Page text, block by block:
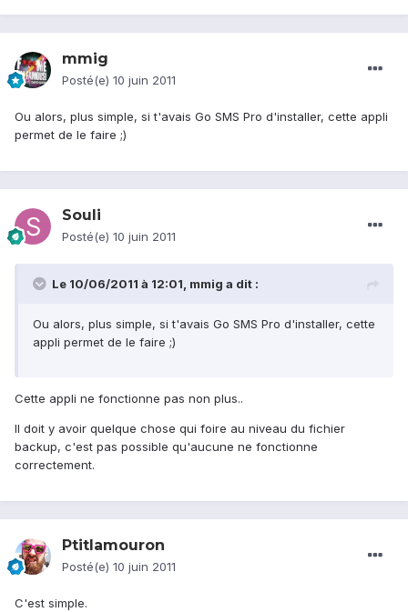
mmig
Posté(e) 10 juin 2011
Ou alors, plus simple, si t'avais Go SMS Pro d'installer, cette appli
permet de le faire ;)
Souli
Posté(e) 10 juin 2011
Le 10/06/2011 à 12:01, mmig a dit :
Ou alors, plus simple, si t'avais Go SMS Pro d'installer, cette
appli permet de le faire ;)
Cette appli ne fonctionne pas non plus..
Il doit y avoir quelque chose qui foire au niveau du fichier
backup, c'est pas possible qu'aucune ne fonctionne
correctement.
Ptitlamouron
Posté(e) 10 juin 2011
C'est simple.